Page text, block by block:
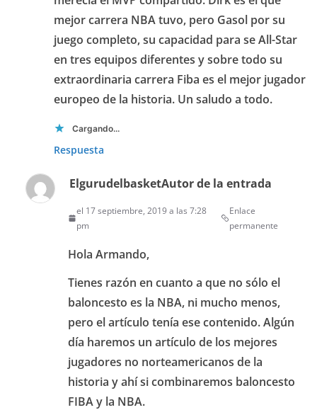
mejor carrera NBA tuvo, pero Gasol por su
juego completo, su capacidad para se All-Star
en tres equipos diferentes y sobre todo su
extraordinaria carrera Fiba es el mejor jugador
europeo de la historia. Un saludo a todo.
Cargando...
Respuesta
ElgurudelbasketAutor de la entrada
el 17 septiembre, 2019 a las 7:28
pm
Enlace
permanente
Hola Armando,
Tienes razón en cuanto a que no sólo el
baloncesto es la NBA, ni mucho menos,
pero el artículo tenía ese contenido. Algún
día haremos un artículo de los mejores
jugadores no norteamericanos de la
historia y ahí si combinaremos baloncesto
FIBA y la NBA.